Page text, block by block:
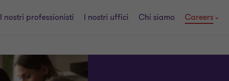
I nostri professionisti I nostri uffici Chi siamo Careers